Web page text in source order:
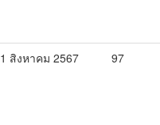
1 สิงหาคม 2567 97